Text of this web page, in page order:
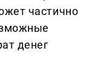
частично
денег